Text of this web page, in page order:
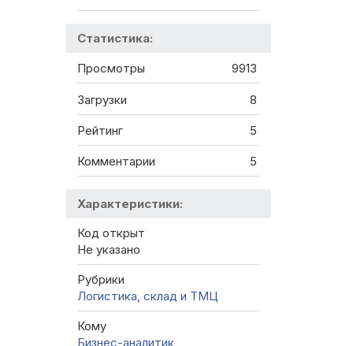
Статистика:
Просмотры 9913
Загрузки 8
Рейтинг 5
Комментарии 5
Характеристики:
Код открыт
Не указано
Рубрики
Логистика, склад и ТМЦ
Кому
Бизнес-аналитик ,